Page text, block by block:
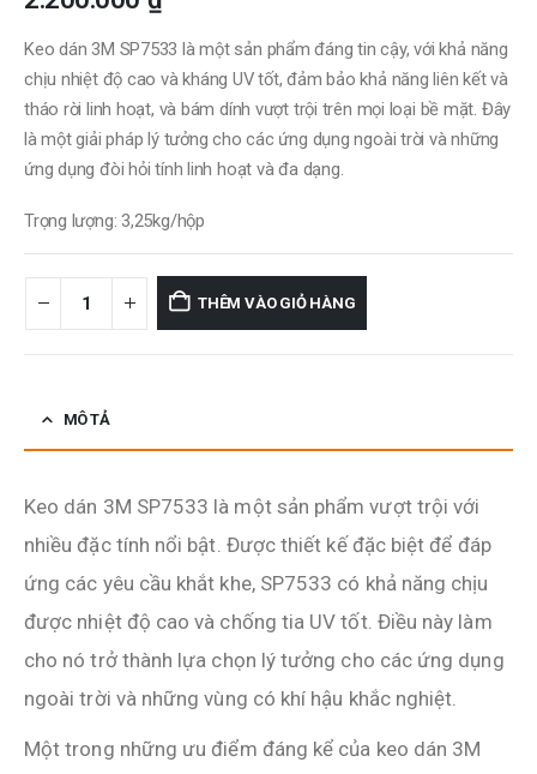
Keo dán 3M SP7533 là một sản phẩm đáng tin cậy, với khả năng
chịu nhiệt độ cao và kháng UV tốt, đảm bảo khả năng liên kết và
tháo rời linh hoạt, và bám dính vượt trội trên mọi loại bề mặt. Đây
là một giải pháp lý tưởng cho các ứng dụng ngoài trời và những
ứng dụng đòi hỏi tính linh hoạt và đa dạng.
Trọng lượng: 3,25kg/hộp
THÊM VÀO GIỎ HÀNG
MÔ TẢ
Keo dán 3M SP7533 là một sản phẩm vượt trội với
nhiều đặc tính nổi bật. Được thiết kế đặc biệt để đáp
ứng các yêu cầu khắt khe, SP7533 có khả năng chịu
được nhiệt độ cao và chống tia UV tốt. Điều này làm
cho nó trở thành lựa chọn lý tưởng cho các ứng dụng
ngoài trời và những vùng có khí hậu khắc nghiệt.
Một trong những ưu điểm đáng kể của keo dán 3M